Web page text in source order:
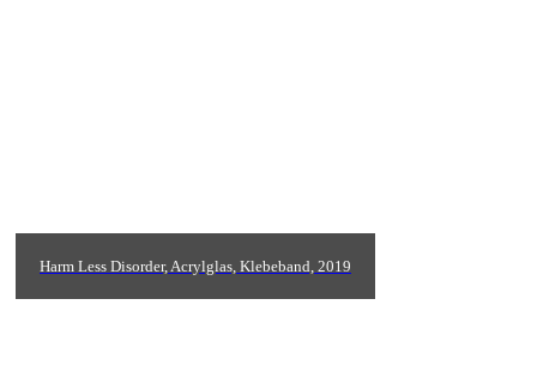
Harm Less Disorder, Acrylglas, Klebeband, 2019